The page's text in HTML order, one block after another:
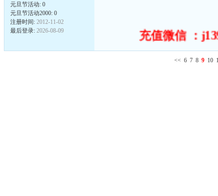
元旦节活动: 0
元旦节活动2000: 0
注册时间: 2012-11-02
最后登录: 2026-08-09 充值微信 ：
<< 6 7 8 9 10